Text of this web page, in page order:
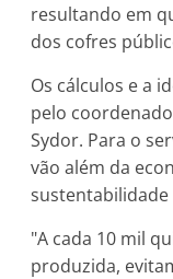
resultando em
dos cofres
Os cálculos e a
pelo
Sydor. Para o
vão além da
sustentabilidade
"A cada 10 mil
produzida,